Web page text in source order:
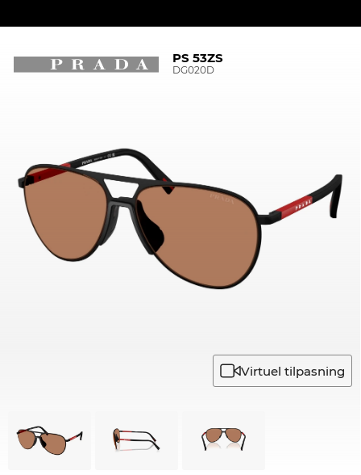
PS 53ZS
DG020D
Virtuel tilpasning